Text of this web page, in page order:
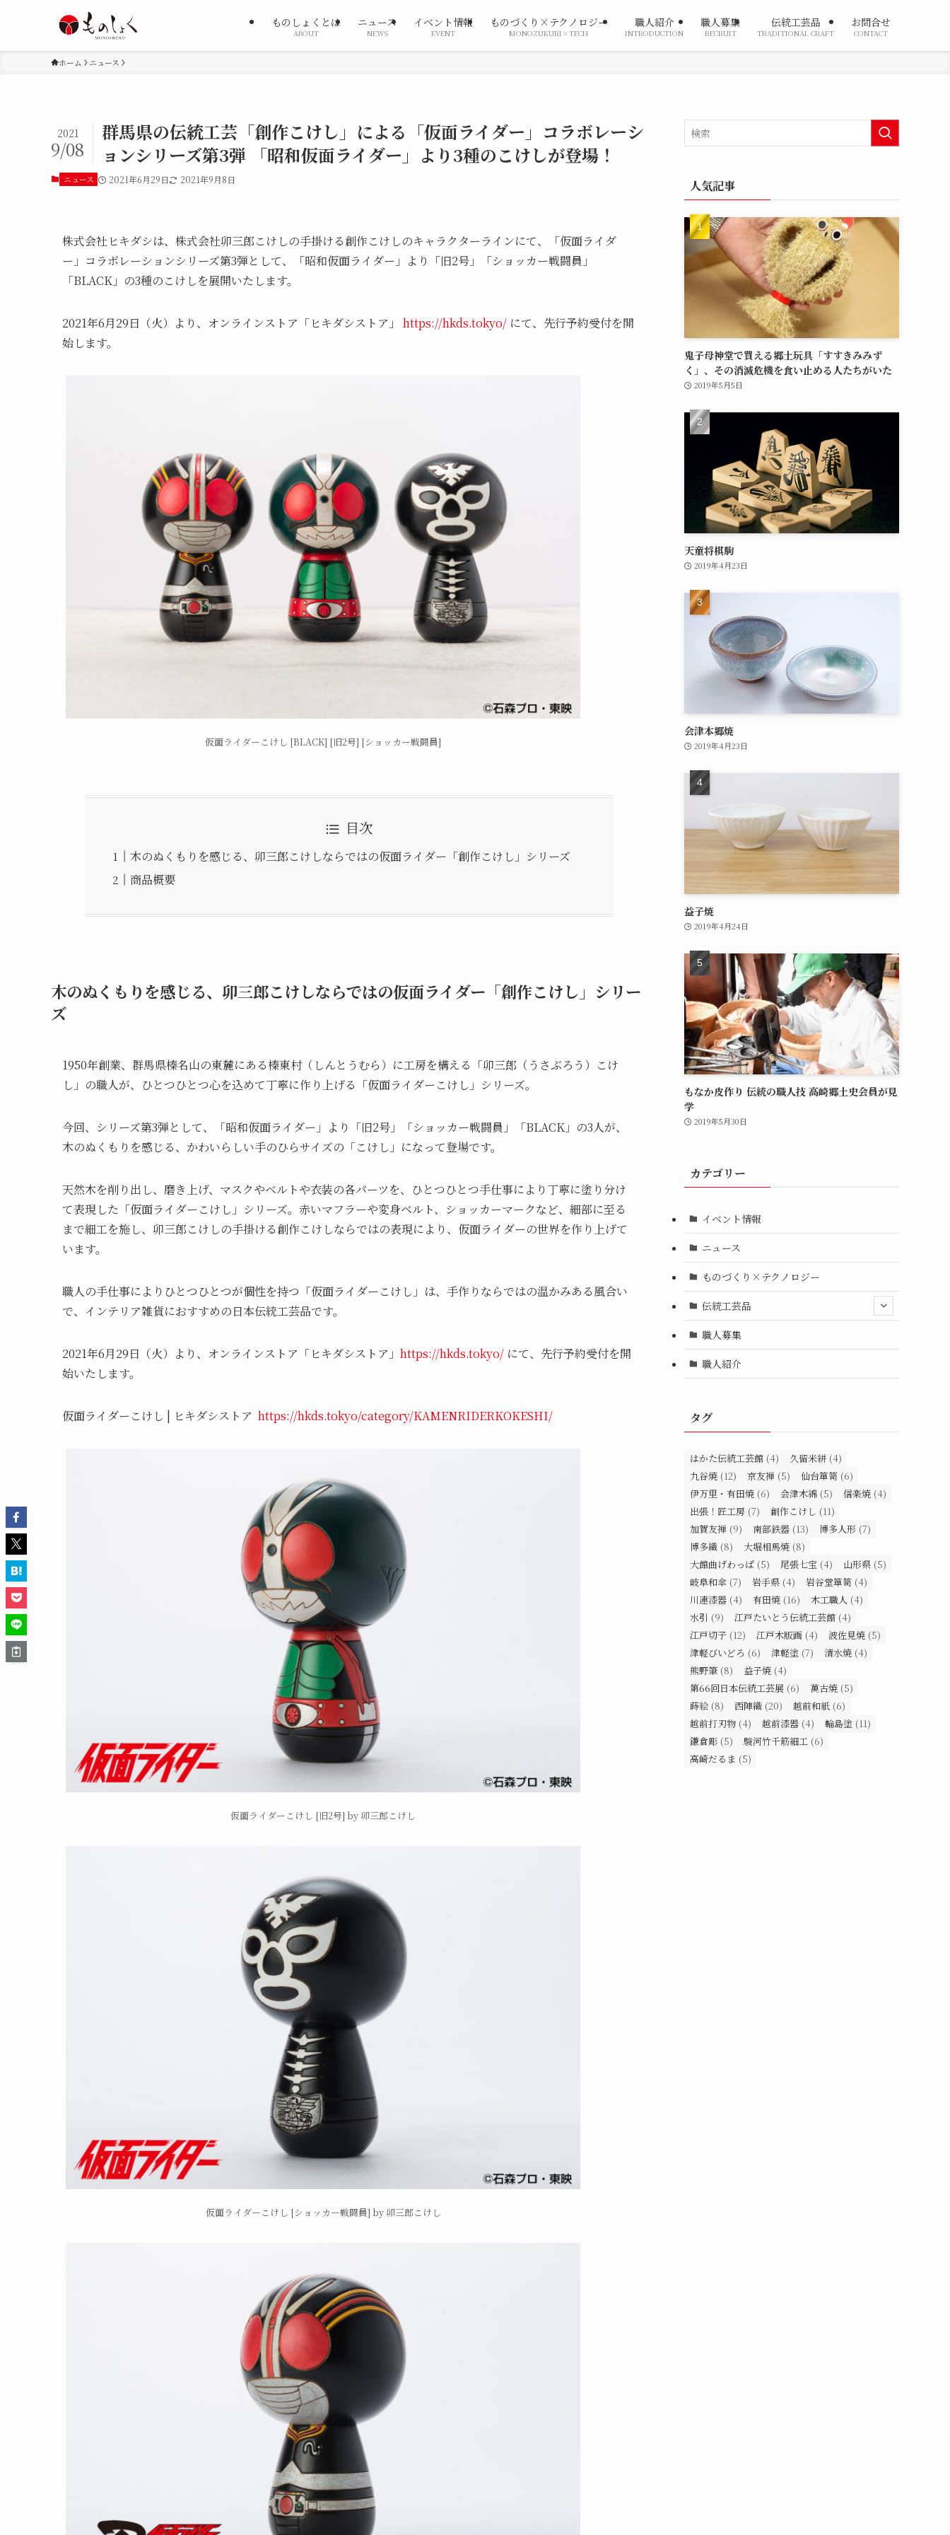
ものしょくとは
ABOUT
ニュース
NEWS
イベント情報
EVENT
ものづくり×テクノロジー
MONOZUKURI×TECH
職人紹介
INTRODUCTION
職人募集
RECRUIT
伝統工芸品
TRADITIONAL CRAFT
お問合せ
CONTACT
ホーム ニュース
群馬県の伝統工芸「創作こけし」による「仮面ライダー」コラボレーシ
ョンシリーズ第3弾 「昭和仮面ライダー」より3種のこけしが登場！
2021
9/08
ニュース 2021年6月29日 2021年9月8日
株式会社ヒキダシは、株式会社卯三郎こけしの手掛ける創作こけしのキャラクターラインにて、「仮面ライダ
ー」コラボレーションシリーズ第3弾として、「昭和仮面ライダー」より「旧2号」「ショッカー戦闘員」
「BLACK」の3種のこけしを展開いたします。
2021年6月29日（火）より、オンラインストア「ヒキダシストア」 https://hkds.tokyo/ にて、先行予約受付を開
始します。
仮面ライダーこけし [BLACK] [旧2号] [ショッカー戦闘員]
目次
木のぬくもりを感じる、卯三郎こけしならではの仮面ライダー「創作こけし」シリーズ
商品概要
木のぬくもりを感じる、卯三郎こけしならではの仮面ライダー「創作こけし」シリー
ズ
1950年創業、群馬県榛名山の東麓にある榛東村（しんとうむら）に工房を構える「卯三郎（うさぶろう）こけ
し」の職人が、ひとつひとつ心を込めて丁寧に作り上げる「仮面ライダーこけし」シリーズ。
今回、シリーズ第3弾として、「昭和仮面ライダー」より「旧2号」「ショッカー戦闘員」「BLACK」の3人が、
木のぬくもりを感じる、かわいらしい手のひらサイズの「こけし」になって登場です。
天然木を削り出し、磨き上げ、マスクやベルトや衣装の各パーツを、ひとつひとつ手仕事により丁寧に塗り分け
て表現した「仮面ライダーこけし」シリーズ。赤いマフラーや変身ベルト、ショッカーマークなど、細部に至る
まで細工を施し、卯三郎こけしの手掛ける創作こけしならではの表現により、仮面ライダーの世界を作り上げて
います。
職人の手仕事によりひとつひとつが個性を持つ「仮面ライダーこけし」は、手作りならではの温かみある風合い
で、インテリア雑貨におすすめの日本伝統工芸品です。
2021年6月29日（火）より、オンラインストア「ヒキダシストア」 https://hkds.tokyo/ にて、先行予約受付を開
始いたします。
仮面ライダーこけし | ヒキダシストア https://hkds.tokyo/category/KAMENRIDERKOKESHI/
仮面ライダーこけし [旧2号] by 卯三郎こけし
仮面ライダーこけし [ショッカー戦闘員] by 卯三郎こけし
人気記事
鬼子母神堂で買える郷土玩具「すすきみみず
く」、その消滅危機を食い止める人たちがいた
2019年5月5日
天童将棋駒
2019年4月23日
会津本郷焼
2019年4月23日
益子焼
2019年4月24日
もなか皮作り 伝統の職人技 高崎郷土史会員が見
学
2019年5月30日
カテゴリー
イベント情報
ニュース
ものづくり×テクノロジー
伝統工芸品
職人募集
職人紹介
タグ
はかた伝統工芸館 (4) 久留米絣 (4)
九谷焼 (12) 京友禅 (5) 仙台箪笥 (6)
伊万里・有田焼 (6) 会津木綿 (5) 信楽焼 (4)
出張！匠工房 (7) 創作こけし (11)
加賀友禅 (9) 南部鉄器 (13) 博多人形 (7)
博多織 (8) 大堀相馬焼 (8)
大館曲げわっぱ (5) 尾張七宝 (4) 山形県 (5)
岐阜和傘 (7) 岩手県 (4) 岩谷堂箪笥 (4)
川連漆器 (4) 有田焼 (16) 木工職人 (4)
水引 (9) 江戸たいとう伝統工芸館 (4)
江戸切子 (12) 江戸木版画 (4) 波佐見焼 (5)
津軽びいどろ (6) 津軽塗 (7) 清水焼 (4)
熊野筆 (8) 益子焼 (4)
第66回日本伝統工芸展 (6) 萬古焼 (5)
蒔絵 (8) 西陣織 (20) 越前和紙 (6)
越前打刃物 (4) 越前漆器 (4) 輪島塗 (11)
鎌倉彫 (5) 駿河竹千筋細工 (6)
高崎だるま (5)